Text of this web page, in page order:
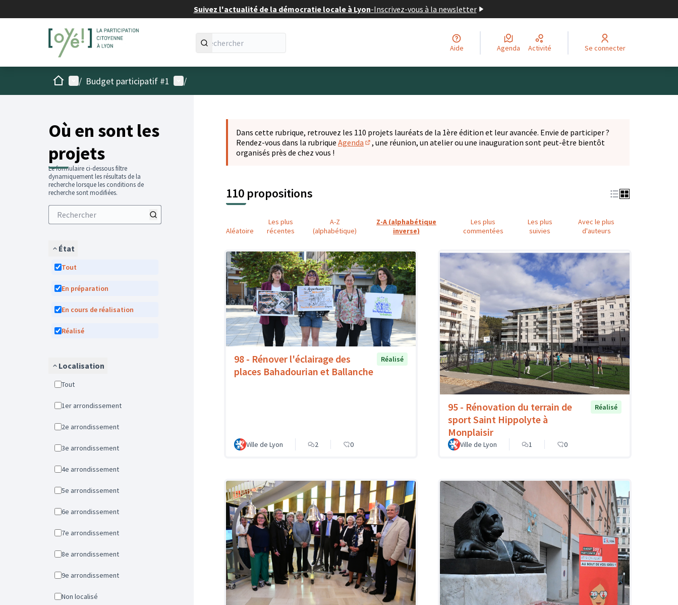
Suivez l'actualité de la démocratie locale à Lyon-Inscrivez-vous à la newsletter
Aide Agenda Activité Se connecter
AccueilMenu principal
/ Budget participatif #1 Menu utilisateur
/
Où en sont les
projets
Le formulaire ci-dessous filtre
dynamiquement les résultats de la
recherche lorsque les conditions de
recherche sont modifiées.
État
Tout
En préparation
En cours de réalisation
Réalisé
Localisation
Tout
1er arrondissement
2e arrondissement
3e arrondissement
4e arrondissement
5e arrondissement
6e arrondissement
7e arrondissement
8e arrondissement
9e arrondissement
Non localisé
Dans cette rubrique, retrouvez les 110 projets lauréats de la 1ère édition et leur avancée. Envie de participer ?
Rendez-vous dans la rubrique Agenda
(S'ouvre dans un nouvel onglet)
, une réunion, un atelier ou une inauguration sont peut-être bientôt
organisés près de chez vous !
110 propositions
Aléatoire
Les plus
récentes
A-Z
(alphabétique)
Z-A (alphabétique
inverse)
Les plus
commentées
Les plus
suivies
Avec le plus
d'auteurs
98 - Rénover l'éclairage des
places Bahadourian et Ballanche
Réalisé
Ville de Lyon 2 0
95 - Rénovation du terrain de
sport Saint Hippolyte à
Monplaisir
Réalisé
Ville de Lyon 1 0